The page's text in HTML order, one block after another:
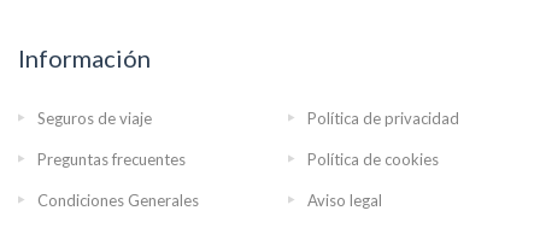
Información
Seguros de viaje Política de privacidad
Preguntas frecuentes Política de cookies
Condiciones Generales Aviso legal